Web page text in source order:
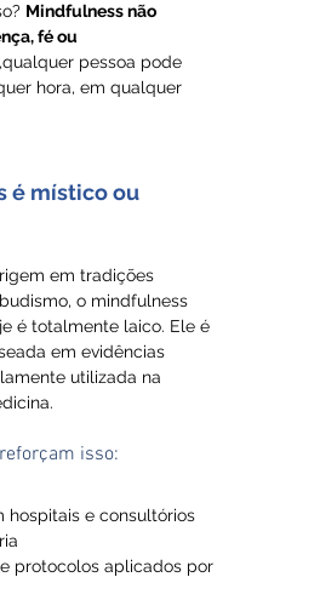
Mindfulness não
fé ou
,qualquer pessoa pode
hora, em qualquer
é místico ou
em tradições
o mindfulness
é totalmente laico. Ele é
em evidências
utilizada na
isso:
hospitais e consultórios
protocolos aplicados por